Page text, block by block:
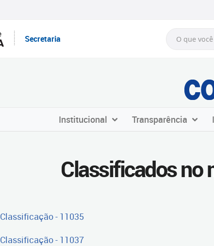
Secretaria
Institucional Transparência
Classificados no
Classificação - 11035
Classificação - 11037